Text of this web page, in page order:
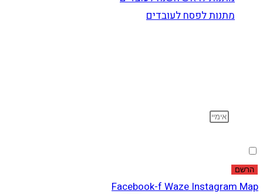
מתנות לפסח לעובדים
הרשם
Facebook-f Waze Instagram Map